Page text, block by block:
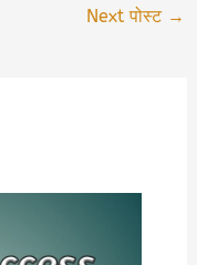
Next पोस्ट →